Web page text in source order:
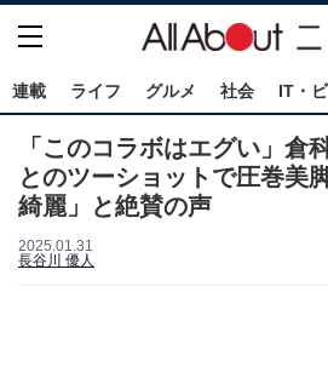
連載 ライフ グルメ 社会 IT・
「このコラボはエグい」倉
とのツーショットで圧巻美
綺麗」と絶賛の声
2025.01.31
長谷川 優人